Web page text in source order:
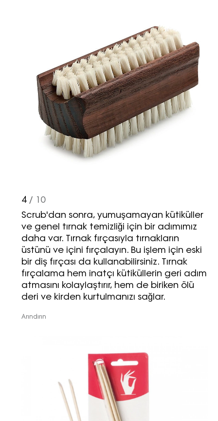
4/ 10
Scrub'dan sonra, yumuşamayan kütiküller
ve genel tırnak temizliği için bir adımımız
daha var. Tırnak fırçasıyla tırnakların
üstünü ve içini fırçalayın. Bu işlem için eski
bir diş fırçası da kullanabilirsiniz. Tırnak
fırçalama hem inatçı kütiküllerin geri adım
atmasını kolaylaştırır, hem de biriken ölü
deri ve kirden kurtulmanızı sağlar.
Arındırın